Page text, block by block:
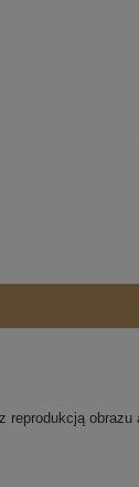
reprodukcją obrazu